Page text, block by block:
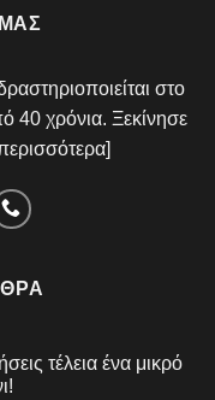
στο
40 χρόνια. Ξεκίνησε
]
τέλεια ένα μικρό